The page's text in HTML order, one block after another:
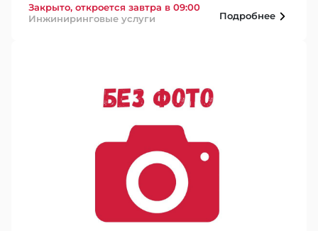
Закрыто, откроется завтра в 09:00
Инжиниринговые услуги
Подробнее